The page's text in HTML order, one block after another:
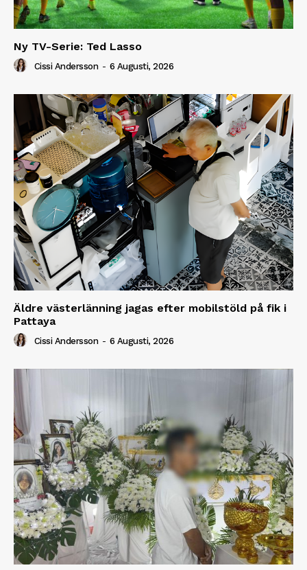
Ny TV-Serie: Ted Lasso
Cissi Andersson - 6 Augusti, 2026
Äldre västerlänning jagas efter mobilstöld på fik i
Pattaya
Cissi Andersson - 6 Augusti, 2026